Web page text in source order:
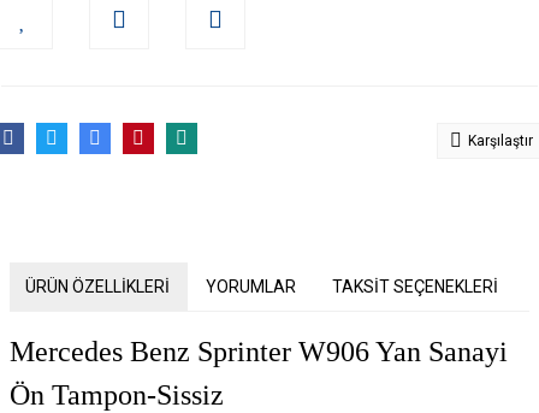
Karşılaştır
ÜRÜN ÖZELLİKLERİ YORUMLAR TAKSİT SEÇENEKLERİ
Mercedes Benz Sprinter W906 Yan Sanayi
Ön Tampon-Sissiz